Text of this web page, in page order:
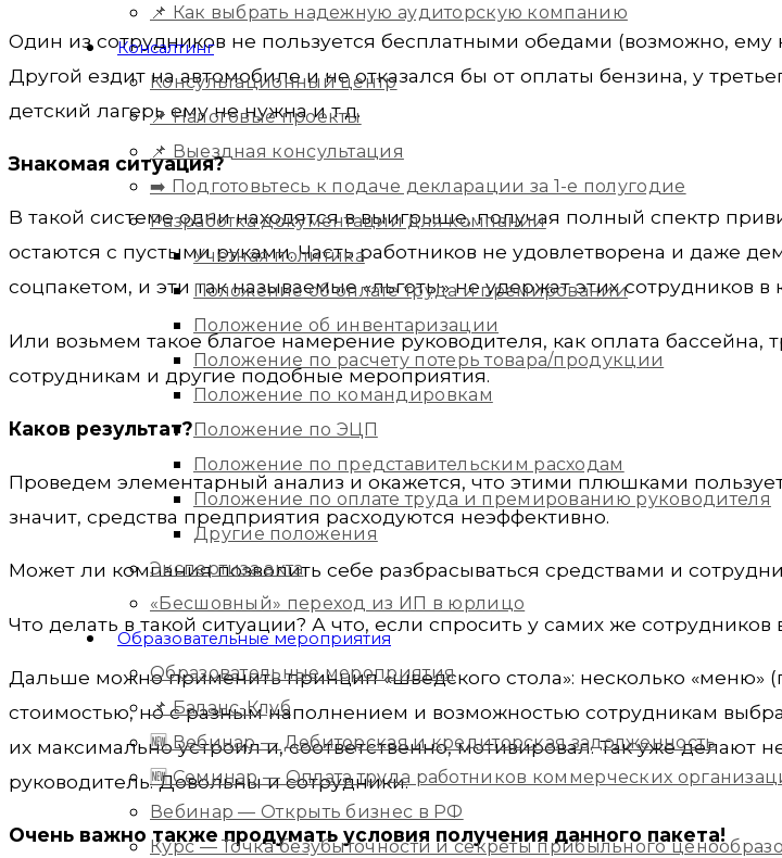
📌 Как выбрать надежную аудиторскую компанию
Консалтинг
Консультационный центр
📌 Налоговые проекты
📌 Выездная консультация
➡️ Подготовьтесь к подаче декларации за 1-е полугодие
Разработка документации для компании
Учетная политика
Положение об оплате труда и премировании
Положение об инвентаризации
Положение по расчету потерь товара/продукции
Положение по командировкам
Положение по ЭЦП
Положение по представительским расходам
Положение по оплате труда и премированию руководителя
Другие положения
Экспертиза акта
«Бесшовный» переход из ИП в юрлицо
Образовательные мероприятия
Образовательные мероприятия
📌 Баланс-Клуб
🆕 Вебинар — Дебиторская и кредиторская задолженность
🆕 Семинар — Оплата труда работников коммерческих
Вебинар — Открыть бизнес в РФ
Курс — Точка безубыточности и секреты прибыльного
Один из сотрудников не пользуется бесплатными обедами (возможно, ему
Другой ездит на автомобиле и не отказался бы от оплаты бензина, у
детский лагерь ему не нужна и т.д.
Знакомая ситуация?
В такой системе одни находятся в выигрыше, получая полный спектр
остаются с пустыми руками. Часть работников не удовлетворена и даже
соцпакетом, и эти так называемые «льготы» не удержат этих сотрудников в
Или возьмем такое благое намерение руководителя, как оплата бассейна,
сотрудникам и другие подобные мероприятия.
Каков результат?
Проведем элементарный анализ и окажется, что этими плюшками
значит, средства предприятия расходуются неэффективно.
Может ли компания позволить себе разбрасываться средствами и
Что делать в такой ситуации? А что, если спросить у самих же
Дальше можно применить принцип «шведского стола»: несколько «меню»
стоимостью, но с разным наполнением и возможностью сотрудникам
их максимально устроил и, соответственно, мотивировал. Так уже делают
руководитель. Довольны и сотрудники.
Очень важно также продумать условия получения данного пакета!